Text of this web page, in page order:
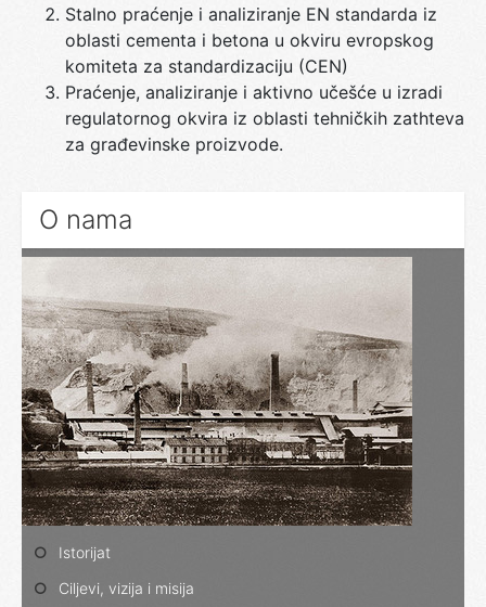
O nama
Istorijat
Ciljevi, vizija i misija
Stalno praćenje i analiziranje EN standarda iz
oblasti cementa i betona u okviru evropskog
komiteta za standardizaciju (CEN)
Praćenje, analiziranje i aktivno učešće u izradi
regulatornog okvira iz oblasti tehničkih zathteva
za građevinske proizvode.